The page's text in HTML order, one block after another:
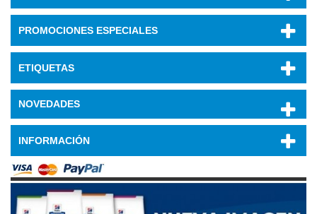
PROMOCIONES ESPECIALES
ETIQUETAS
NOVEDADES
INFORMACIÓN